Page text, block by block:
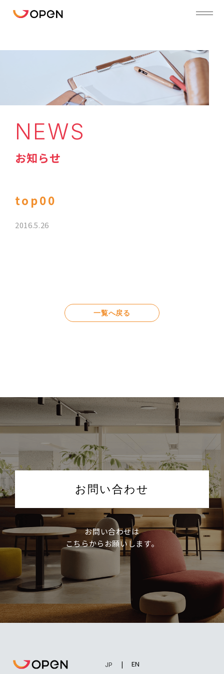
NEWS
お知らせ
top00
2016.5.26
一覧へ戻る
お問い合わせ
お問い合わせは
こちらからお願いします。
EN
JP